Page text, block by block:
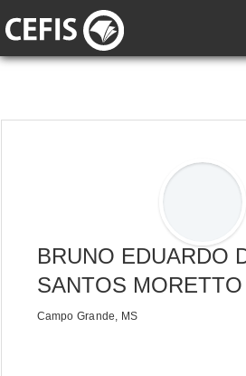
BRUNO EDUARDO
SANTOS MORETTO
Campo Grande, MS